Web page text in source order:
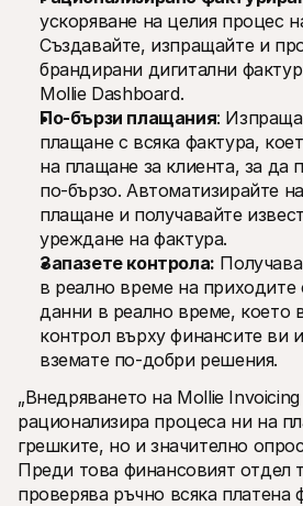
ускоряване на целия процес
Създавайте, изпращайте и
брандирани дигитални
Mollie Dashboard.
По-бързи плащания:
плащане с всяка фактура,
на плащане за клиента, за да
по-бързо. Автоматизирайте
плащане и получавайте
уреждане на фактура.
Запазете контрола:
в реално време на приходите
данни в реално време, което
контрол върху финансите ви
вземате по-добри решения.
„Внедряването на Mollie
рационализира процеса ни на
грешките, но и значително
Преди това финансовият отдел
проверява ръчно всяка платена